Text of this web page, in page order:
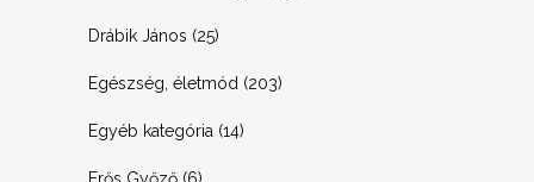
Drábik János (25)
Egészség, életmód (203)
Egyéb kategória (14)